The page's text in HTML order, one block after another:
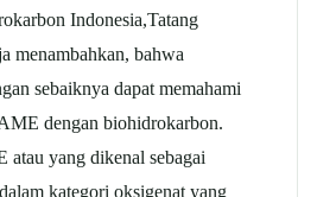
Indonesia,Tatang
menambahkan, bahwa
sebaiknya dapat memahami
dengan biohidrokarbon.
yang dikenal sebagai
kategori oksigenat yang